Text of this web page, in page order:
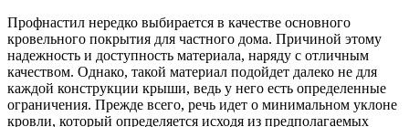
Профнастил нередко выбирается в качестве основного
кровельного покрытия для частного дома. Причиной этому
надежность и доступность материала, наряду с отличным
качеством. Однако, такой материал подойдет далеко не для
каждой конструкции крыши, ведь у него есть определенные
ограничения. Прежде всего, речь идет о минимальном уклоне
кровли, который определяется исходя из предполагаемых